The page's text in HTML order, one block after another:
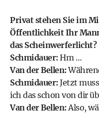
Privat stehen Sie im
Öffentlichkeit Ihr
das Scheinwerferlicht?
Schmidauer: Hm …
Van der Bellen:
Schmidauer: Jetzt
ich das schon von dir
Van der Bellen:Also,